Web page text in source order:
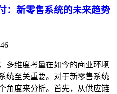
：新零售系统的未来趋势
多维度考量在如今的商业环境
统至关重要。对于新零售系统
角度来分析。首先，从供应链